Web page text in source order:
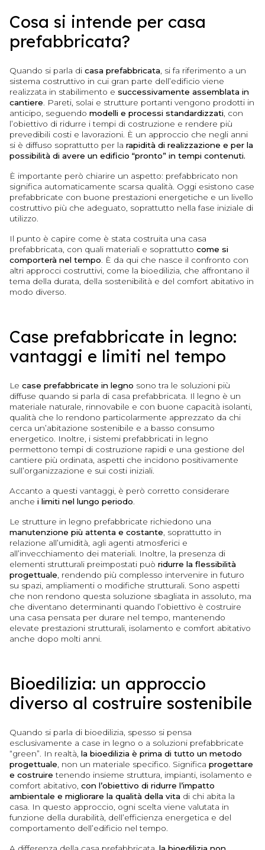
Cosa si intende per casa
prefabbricata?
Quando si parla di casa prefabbricata , si fa riferimento a un
sistema costruttivo in cui gran parte dell’edificio viene
realizzata in stabilimento e successivamente assemblata in
cantiere . Pareti, solai e strutture portanti vengono prodotti in
anticipo, seguendo modelli e processi standardizzati , con
l’obiettivo di ridurre i tempi di costruzione e rendere più
prevedibili costi e lavorazioni. È un approccio che negli anni
si è diffuso soprattutto per la rapidità di realizzazione e per la
possibilità di avere un edificio “pronto” in tempi contenuti.
È importante però chiarire un aspetto: prefabbricato non
significa automaticamente scarsa qualità. Oggi esistono case
prefabbricate con buone prestazioni energetiche e un livello
costruttivo più che adeguato, soprattutto nella fase iniziale di
utilizzo.
Il punto è capire come è stata costruita una casa
prefabbricata, con quali materiali e soprattutto come si
comporterà nel tempo . È da qui che nasce il confronto con
altri approcci costruttivi, come la bioedilizia, che affrontano il
tema della durata, della sostenibilità e del comfort abitativo in
modo diverso.
Case prefabbricate in legno:
vantaggi e limiti nel tempo
Le case prefabbricate in legno sono tra le soluzioni più
diffuse quando si parla di casa prefabbricata. Il legno è un
materiale naturale, rinnovabile e con buone capacità isolanti,
qualità che lo rendono particolarmente apprezzato da chi
cerca un’abitazione sostenibile e a basso consumo
energetico. Inoltre, i sistemi prefabbricati in legno
permettono tempi di costruzione rapidi e una gestione del
cantiere più ordinata, aspetti che incidono positivamente
sull’organizzazione e sui costi iniziali.
Accanto a questi vantaggi, è però corretto considerare
anche i limiti nel lungo periodo
Le strutture in legno prefabbricate richiedono una
manutenzione più attenta e costante , soprattutto in
relazione all’umidità, agli agenti atmosferici e
all’invecchiamento dei materiali. Inoltre, la presenza di
elementi strutturali preimpostati può ridurre la flessibilità
progettuale , rendendo più complesso intervenire in futuro
su spazi, ampliamenti o modifiche strutturali. Sono aspetti
che non rendono questa soluzione sbagliata in assoluto, ma
che diventano determinanti quando l’obiettivo è costruire
una casa pensata per durare nel tempo, mantenendo
elevate prestazioni strutturali, isolamento e comfort abitativo
anche dopo molti anni.
Bioedilizia: un approccio
diverso al costruire sostenibile
Quando si parla di bioedilizia, spesso si pensa
esclusivamente a case in legno o a soluzioni prefabbricate
“green”. In realtà, la bioedilizia è prima di tutto un metodo
progettuale , non un materiale specifico. Significa progettare
e costruiretenendo insieme struttura, impianti, isolamento e
comfort abitativo, con l’obiettivo di ridurre l’impatto
ambientale e migliorare la qualità della vita di chi abita la
casa. In questo approccio, ogni scelta viene valutata in
funzione della durabilità, dell’efficienza energetica e del
comportamento dell’edificio nel tempo.